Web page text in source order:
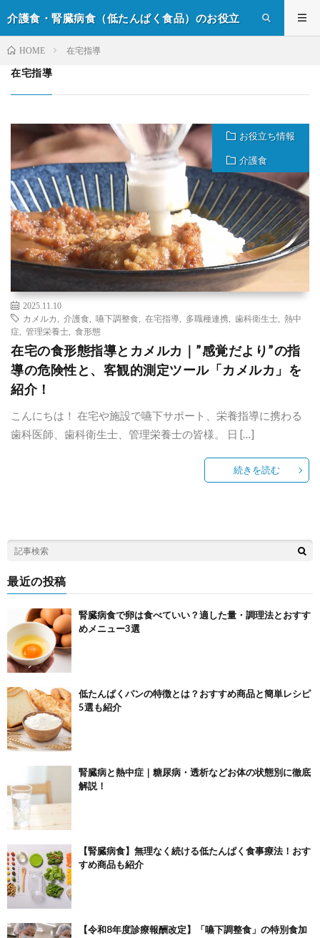
介護食・腎臓病食（低たんぱく食品）のお役立
HOME 在宅指導
在宅指導
お役立ち情報
介護食
2025.11.10
カメルカ
介護食 嚥下調整食 在宅指導 多職種連携 歯科衛生士
熱中
症
管理栄養士 食形態
在宅の食形態指導とカメルカ｜”感覚だより”の指
導の危険性と、客観的測定ツール「カメルカ」を
紹介！
こんにちは！ 在宅や施設で嚥下サポート、栄養指導に携わる
歯科医師、歯科衛生士、管理栄養士の皆様。 日 […]
続きを読む
最近の投稿
腎臓病食で卵は食べていい？適した量・調理法とおすす
めメニュー3選
低たんぱくパンの特徴とは？おすすめ商品と簡単レシピ
5選も紹介
腎臓病と熱中症｜糖尿病・透析などお体の状態別に徹底
解説！
【腎臓病食】無理なく続ける低たんぱく食事療法！おす
すめ商品も紹介
【令和8年度診療報酬改定】「嚥下調整食」の特別食加